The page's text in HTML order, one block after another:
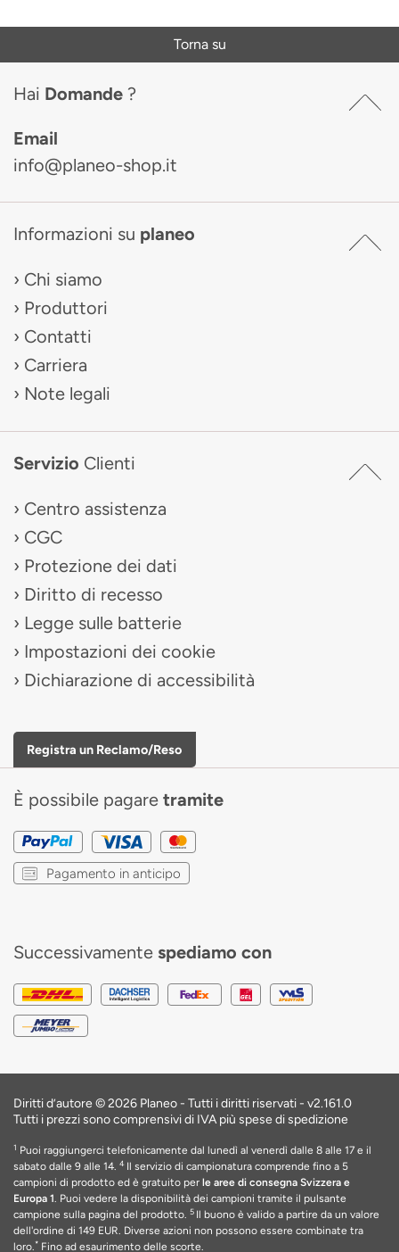
Torna su
Hai Domande ?
Email
info@planeo-shop.it
Informazioni su planeo
Chi siamo
Produttori
Contatti
Carriera
Note legali
Servizio Clienti
Centro assistenza
CGC
Protezione dei dati
Diritto di recesso
Legge sulle batterie
Impostazioni dei cookie
Dichiarazione di accessibilità
Registra un Reclamo/Reso
È possibile pagare tramite
Pagamento in anticipo
Successivamente spediamo con
Diritti d’autore © 2026 Planeo - Tutti i diritti riservati - v2.161.0
Tutti i prezzi sono comprensivi di IVA più spese di spedizione
1 Puoi raggiungerci telefonicamente dal lunedì al venerdì dalle 8 alle 17 e il
sabato dalle 9 alle 14. 4 Il servizio di campionatura comprende fino a 5
campioni di prodotto ed è gratuito per le aree di consegna Svizzera e
Europa 1. Puoi vedere la disponibilità dei campioni tramite il pulsante
campione sulla pagina del prodotto. 5 Il buono è valido a partire da un valore
dell'ordine di 149 EUR. Diverse azioni non possono essere combinate tra
loro.* Fino ad esaurimento delle scorte.